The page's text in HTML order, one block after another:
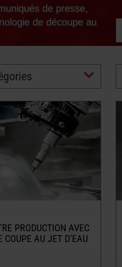
de presse,
de découpe au
PRODUCTION AVEC
AU JET D’EAU